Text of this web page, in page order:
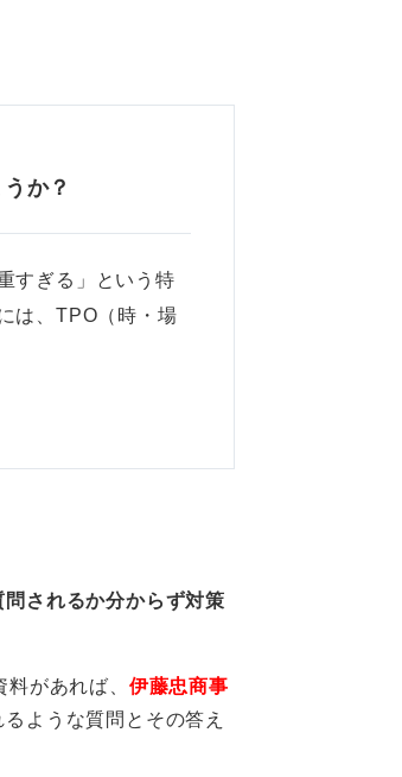
みるのも良いでし
か？
すぎる」という特
は、TPO（時・場
問されるか分からず対策
料があれば、 伊藤忠商事
ような質問とその答え